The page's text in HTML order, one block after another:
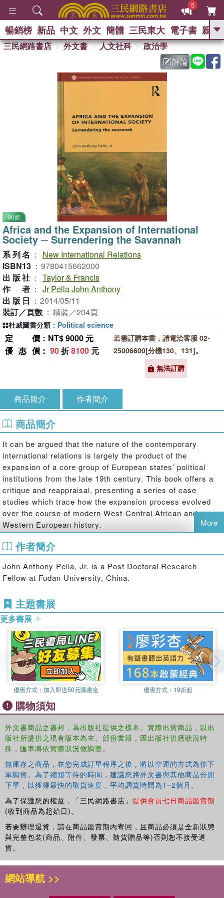
5
GO
暢銷榜 新品 中文 外文 簡體 三民東大 電子書 親子
三民網路書店 外文書 人文社科
政治學
評論
90折
Africa and the Expansion of International
Society ─ Surrendering the Savannah
系列名 ：
New International Relations
ISBN13 ： 9780415662000
出版社 ： Taylor & Francis
作者 ： Jr Pella John Anthony
出版日 ： 2014/05/11
裝訂／頁數 ： 精裝／204頁
定價 ：NT$ 9000 元
優惠價 ： 90折8100 元
若需訂購本書，請電洽客服 02-
25006600[分機130、131]。
無法訂購
杜威圖書分類 ： Political science
商品簡介 作者簡介
商品簡介
It can be argued that the nature of the contemporary
international relations is largely the product of the
expansion of a core group of European states’ political
institutions from the late 19th century. This book offers a
critique and reappraisal, presenting a series of case
studies which trace how the expansion process evolved
over the course of modern West-Central African and
Western European history.
Framed around the issue of Euro-centrism, the author
brings together contemporary world history, historical
sociology, and English school scholarship to take the
study further back in history and place African
the analysis towards how the expansion was a process
mutually constituted by extensive interaction between
Africans and Europeans between with case studies from
1300-1900 including an African international system; the
trans-Atlantic slave trade; European abolitionist and
missionary activity; and the colonization of Africa.
This book will be of interest to students and scholars of
the international relations, international relations theory,
history, African politics, the English school and
constructivism.
More
作者簡介
John Anthony Pella, Jr. is a Post Doctoral Research
Fellow at Fudan University, China.
主題書展
更多書展
優惠方式： 加入即送50元購書金 優惠方式： 19折起
購物須知
外文書商品之書封，為出版社提供之樣本。實際出貨商品，以出
版社所提供之現有版本為主。部份書籍，因出版社供應狀況特
殊，匯率將依實際狀況做調整。
無庫存之商品，在您完成訂單程序之後，將以空運的方式為你下
單調貨。為了縮短等待的時間，建議您將外文書與其他商品分開
下單，以獲得最快的取貨速度，平均調貨時間為1~2個月。
為了保護您的權益，「三民網路書店」 提供會員七日商品鑑賞期
(收到商品為起始日)。
若要辦理退貨，請在商品鑑賞期內寄回，且商品必須是全新狀態
與完整包裝(商品、附件、發票、隨貨贈品等)否則恕不接受退
貨。
網站導航 >>